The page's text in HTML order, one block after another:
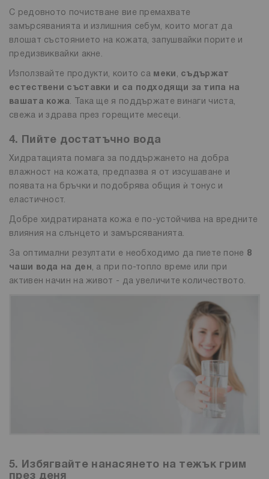
С редовното почистване вие премахвате
замърсяванията и излишния себум, които могат да
влошат състоянието на кожата, запушвайки порите и
предизвиквайки акне.
Използвайте продукти, които са меки , съдържат
естествени съставки и са подходящи за типа на
вашата кожа. Така ще я поддържате винаги чиста,
свежа и здрава през горещите месеци.
4. Пийте достатъчно вода
Хидратацията помага за поддържането на добра
влажност на кожата, предпазва я от изсушаване и
появата на бръчки и подобрява общия ѝ тонус и
еластичност.
Добре хидратираната кожа е по-устойчива на вредните
влияния на слънцето и замърсяванията.
За оптимални резултати е необходимо да пиете поне 8
чаши вода на ден, а при по-топло време или при
активен начин на живот - да увеличите количеството.
5. Избягвайте нанасянето на тежък грим
през деня